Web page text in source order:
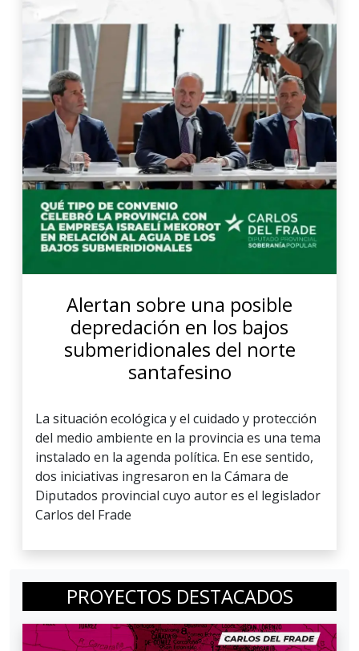
Alertan sobre una posible
depredación en los bajos
submeridionales del norte
santafesino
La situación ecológica y el cuidado y protección
del medio ambiente en la provincia es una tema
instalado en la agenda política. En ese sentido,
dos iniciativas ingresaron en la Cámara de
Diputados provincial cuyo autor es el legislador
Carlos del Frade
PROYECTOS DESTACADOS